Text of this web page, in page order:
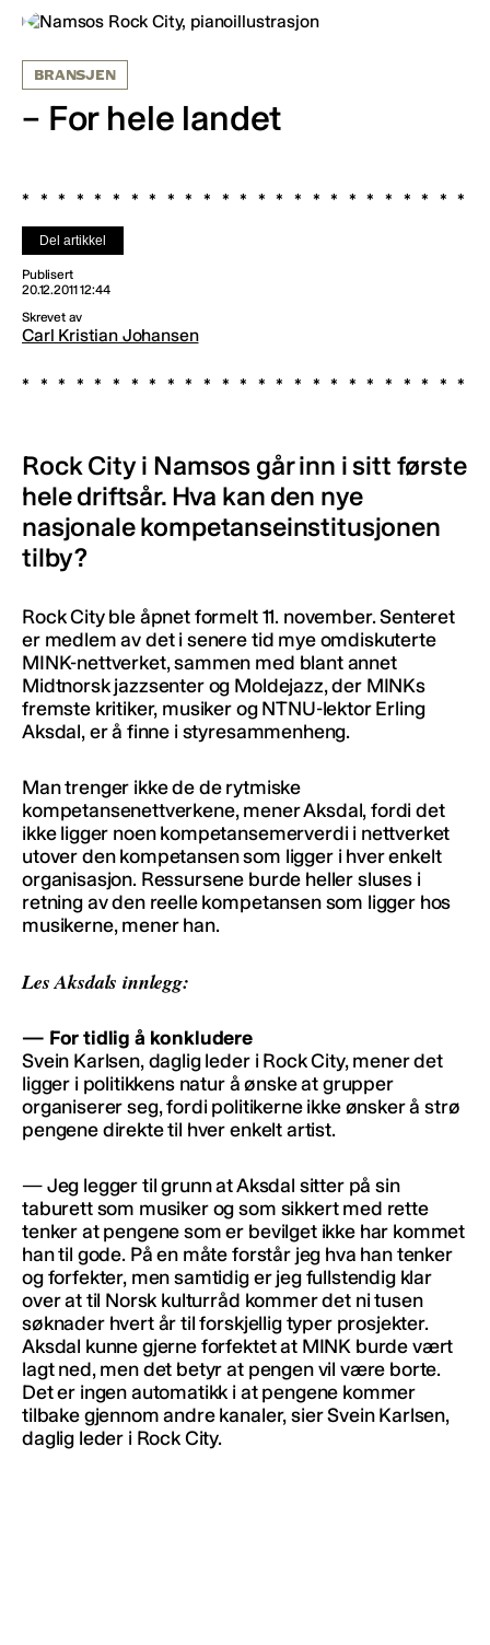
BRANSJEN
– For hele landet
Del artikkel
Publisert
20.12.2011 12:44
Skrevet av
Carl Kristian Johansen
Rock City i Namsos går inn i sitt første
hele driftsår. Hva kan den nye
nasjonale kompetanseinstitusjonen
tilby?
Rock City ble åpnet formelt 11. november. Senteret
er medlem av det i senere tid mye omdiskuterte
MINK-nettverket, sammen med blant annet
Midtnorsk jazzsenter og Moldejazz, der MINKs
fremste kritiker, musiker og NTNU-lektor Erling
Aksdal, er å finne i styresammenheng.
Man trenger ikke de de rytmiske
kompetansenettverkene, mener Aksdal, fordi det
ikke ligger noen kompetansemerverdi i nettverket
utover den kompetansen som ligger i hver enkelt
organisasjon. Ressursene burde heller sluses i
retning av den reelle kompetansen som ligger hos
musikerne, mener han.
Les Aksdals innlegg:
— For tidlig å konkludere
Svein Karlsen, daglig leder i Rock City, mener det
ligger i politikkens natur å ønske at grupper
organiserer seg, fordi politikerne ikke ønsker å strø
pengene direkte til hver enkelt artist.
— Jeg legger til grunn at Aksdal sitter på sin
taburett som musiker og som sikkert med rette
tenker at pengene som er bevilget ikke har kommet
han til gode. På en måte forstår jeg hva han tenker
og forfekter, men samtidig er jeg fullstendig klar
over at til Norsk kulturråd kommer det ni tusen
søknader hvert år til forskjellig typer prosjekter.
Aksdal kunne gjerne forfektet at MINK burde vært
lagt ned, men det betyr at pengen vil være borte.
Det er ingen automatikk i at pengene kommer
tilbake gjennom andre kanaler, sier Svein Karlsen,
daglig leder i Rock City.